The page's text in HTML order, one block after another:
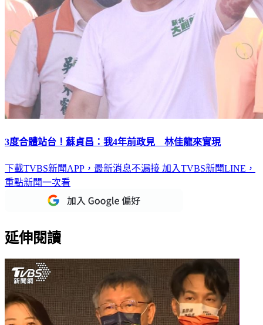
下載TVBS新聞APP，最新消息不漏接
重點新聞一次看